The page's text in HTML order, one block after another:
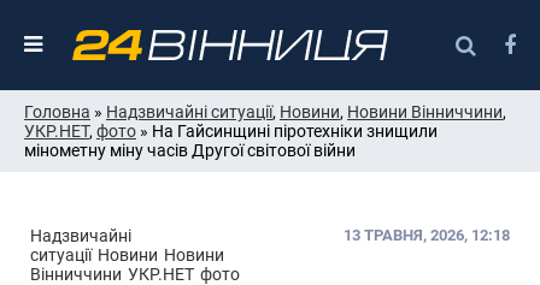
Головна » Надзвичайні ситуації, Новини, Новини Вінниччини,
УКР.НЕТ, фото » На Гайсинщині піротехніки знищили
мінометну міну часів Другої світової війни
Надзвичайні
ситуації Новини Новини
Вінниччини УКР.НЕТ фото
13 ТРАВНЯ, 2026, 12:18